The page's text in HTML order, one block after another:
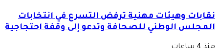
نقابات وهيئات مهنية ترفض التسرع في انتخابات
المجلس الوطني للصحافة وتدعو إلى وقفة احتجاجية
منذ 4 ساعات